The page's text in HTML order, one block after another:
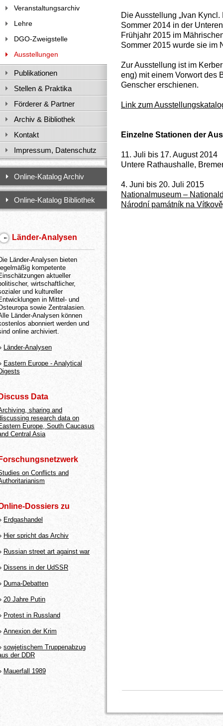
Die Ausstellung „Ivan
Sommer 2014 in der
Frühjahr 2015 im
Sommer 2015 wurde sie im
Zur Ausstellung ist im
eng) mit einem Vorwort des
Genscher erschienen.
Link zum
Einzelne Stationen der
11. Juli bis 17. August 2014
Untere Rathaushalle,
4. Juni bis 20. Juli 2015
Nationalmuseum –
Národní památník na
Veranstaltungsarchiv
Lehre
DGO-Zweigstelle
Ausstellungen
Publikationen
Stellen & Praktika
Förderer & Partner
Archiv & Bibliothek
Kontakt
Impressum, Datenschutz
Online-Katalog Archiv
Online-Katalog Bibliothek
Länder-Analysen
Länder-Analysen bieten
kompetente
aktueller
wirtschaftlicher,
und kultureller
in Mittel- und
sowie Zentralasien.
Länder-Analysen können
abonniert werden und
online archiviert.
Länder-Analysen
Eastern Europe - Analytical
Data
sharing and
research data on
Europe, South Caucasus
Central Asia
on Conflicts and
Dossiers zu
Erdgashandel
Hier spricht das Archiv
Russian street art against war
Dissens in der UdSSR
Duma-Debatten
20 Jahre Putin
Protest in Russland
Annexion der Krim
sowjetischem Truppenabzug
der DDR
Mauerfall 1989